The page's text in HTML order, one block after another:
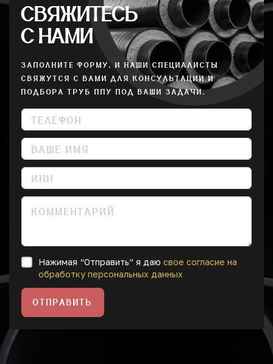
СВЯЖИТЕСЬ
С НАМИ
ЗАПОЛНИТЕ ФОРМУ, И НАШИ СПЕЦИАЛИСТЫ
СВЯЖУТСЯ С ВАМИ ДЛЯ КОНСУЛЬТАЦИИ И
ПОДБОРА ТРУБ ППУ ПОД ВАШИ ЗАДАЧИ.
Нажимая “Отправить” я даю свое согласие на
обработку персональных данных
ОТПРАВИТЬ